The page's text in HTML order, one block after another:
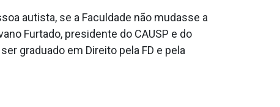
autista, se a Faculdade não mudasse a
Furtado, presidente do CAUSP e do
graduado em Direito pela FD e pela